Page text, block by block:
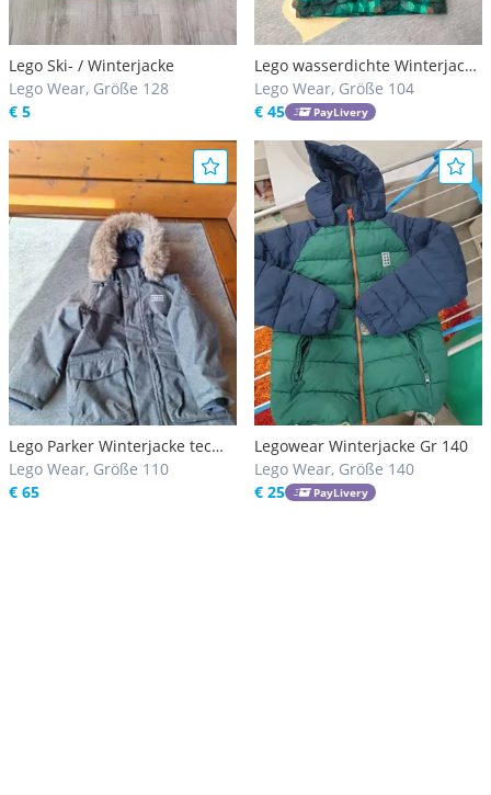
Lego Ski- / Winterjacke
Lego Wear, Größe 128
€ 5
Lego wasserdichte Winterjacke
Gr 104
Lego Wear, Größe 104
€ 45
PayLivery
Lego Parker Winterjacke tec
15000 neuwertig 110
Lego Wear, Größe 110
€ 65
Legowear Winterjacke Gr 140
Lego Wear, Größe 140
€ 25
PayLivery